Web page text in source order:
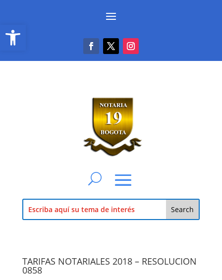
Abrir barra de herramientas
TARIFAS NOTARIALES 2018 – RESOLUCION
0858